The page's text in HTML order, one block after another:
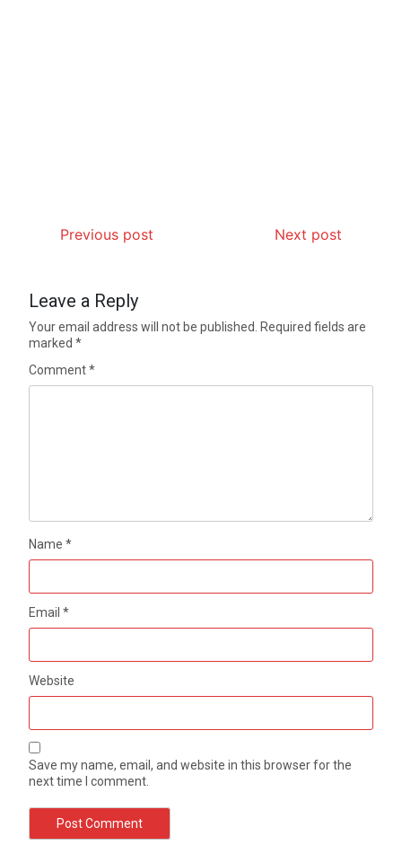
Previous post Next post
Leave a Reply
Your email address will not be published. Required fields are
marked*
Comment*
Name*
Email*
Website
Save my name, email, and website in this browser for the
next time I comment.